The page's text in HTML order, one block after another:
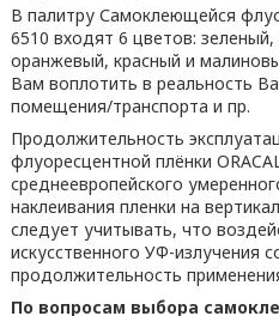
В палитру Самоклеющейся
6510 входят 6 цветов:
оранжевый, красный и
Вам воплотить в реальность
помещения/транспорта и пр.
Продолжительность
флуоресцентной плёнки
среднеевропейского
наклеивания пленки на
следует учитывать, что
искусственного УФ-излучения
продолжительность
По вопросам выбора